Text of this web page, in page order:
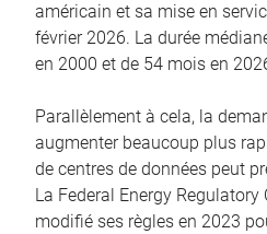
américain et sa mise en
février 2026. La durée
en 2000 et de 54 mois en
Parallèlement à cela, la
augmenter beaucoup plus
de centres de données peut
La Federal Energy
modifié ses règles en 2023